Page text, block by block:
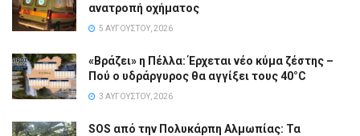
ανατροπή οχήματος
5 ΑΥΓΟΎΣΤΟΥ, 2026
«Βράζει» η Πέλλα: Έρχεται νέο κύμα ζέστης –
Πού ο υδράργυρος θα αγγίξει τους 40°C
3 ΑΥΓΟΎΣΤΟΥ, 2026
SOS από την Πολυκάρπη Αλμωπίας: Τα